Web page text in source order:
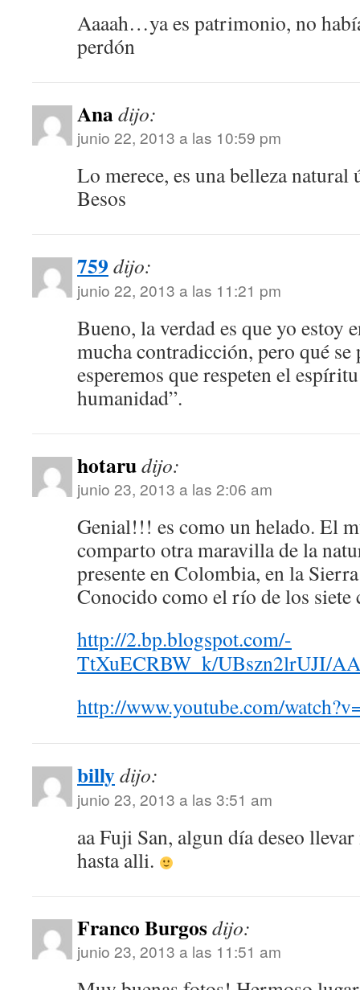
Aaaah…ya es patrimonio, no
perdón
Anadijo:
junio 22, 2013 a las 10:59 pm
Lo merece, es una belleza natural
Besos
759 dijo:
junio 22, 2013 a las 11:21 pm
Bueno, la verdad es que yo estoy
mucha contradicción, pero qué
esperemos que respeten el
humanidad”.
hotarudijo:
junio 23, 2013 a las 2:06 am
Genial!!! es como un helado. El
comparto otra maravilla de la
presente en Colombia, en la
Conocido como el río de los siete
http://2.bp.blogspot.com/-
TtXuECRBW_k/UBszn2lrUJI/
http://www.youtube.com/
billydijo:
junio 23, 2013 a las 3:51 am
aa Fuji San, algun día deseo
hasta alli.
Franco Burgosdijo:
junio 23, 2013 a las 11:51 am